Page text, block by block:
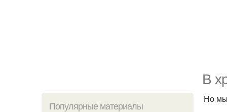
В
Популярные материалы
Но мы